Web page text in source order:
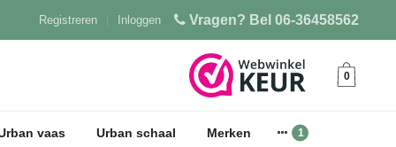
Vragen? Bel 06-36458562
Inloggen
Registreren
0
vaas Urban schaal Merken